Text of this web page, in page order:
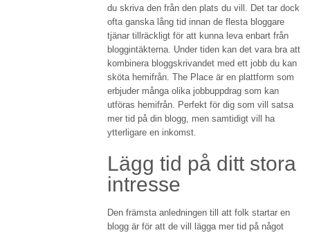
du skriva den från den plats du vill. Det tar dock
ofta ganska lång tid innan de flesta bloggare
tjänar tillräckligt för att kunna leva enbart från
bloggintäkterna. Under tiden kan det vara bra att
kombinera bloggskrivandet med ett jobb du kan
sköta hemifrån. The Place är en plattform som
erbjuder många olika jobbuppdrag som kan
utföras hemifrån. Perfekt för dig som vill satsa
mer tid på din blogg, men samtidigt vill ha
ytterligare en inkomst.
Lägg tid på ditt stora
intresse
Den främsta anledningen till att folk startar en
blogg är för att de vill lägga mer tid på något